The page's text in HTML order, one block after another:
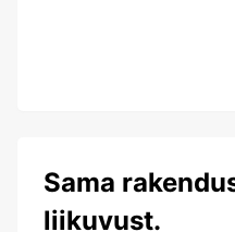
Sama
liikuvust.